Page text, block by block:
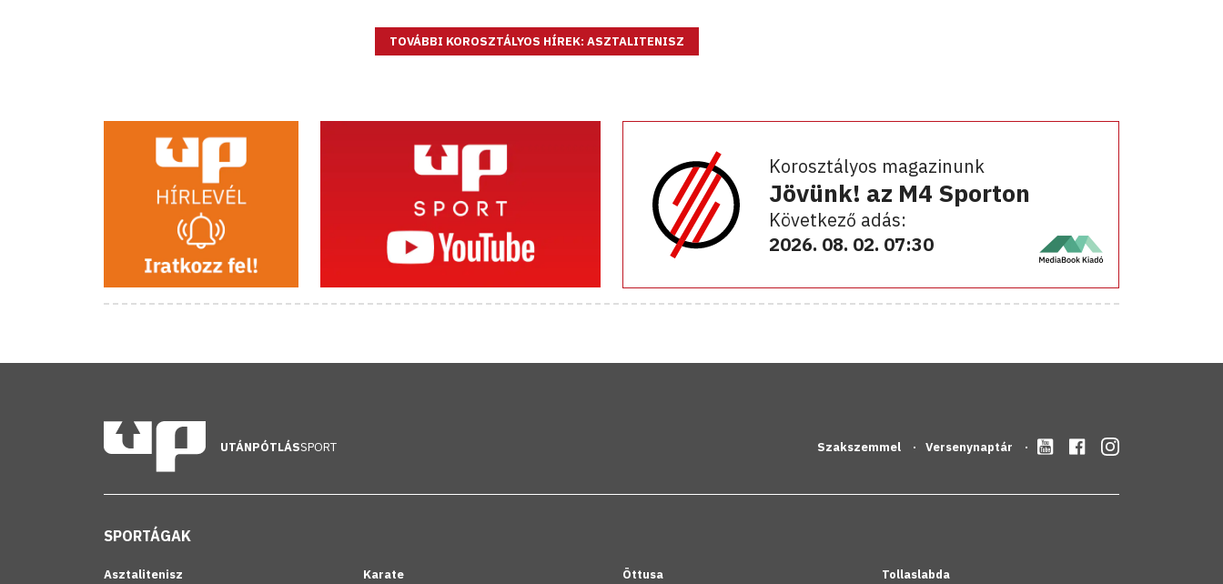
TOVÁBBI KOROSZTÁLYOS HÍREK: ASZTALITENISZ
Korosztályos magazinunk
Jövünk! az M4 Sporton
Következő adás:
2026. 08. 02. 07:30
UTÁNPÓTLÁSSPORT Szakszemmel Versenynaptár
SPORTÁGAK
Asztalitenisz Karate Öttusa Tollaslabda